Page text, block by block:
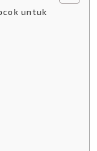
untuk